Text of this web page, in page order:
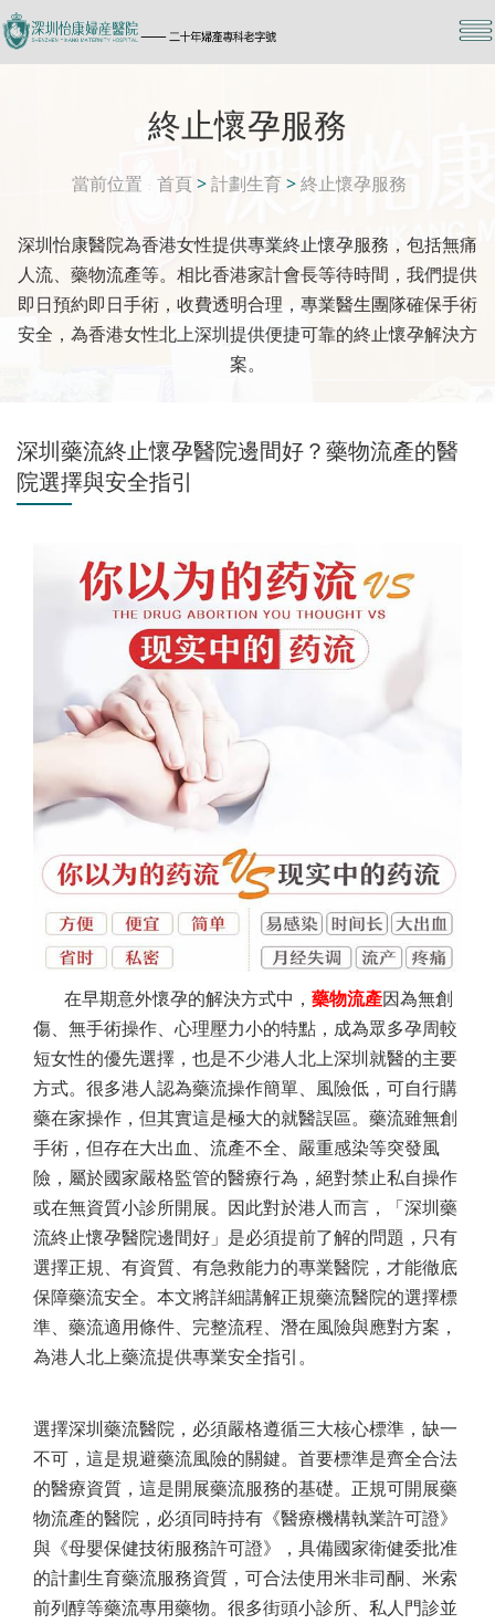
終止懷孕服務
當前位置 首頁 >計劃生育>終止懷孕服務
深圳怡康醫院為香港女性提供專業終止懷孕服務，包括無痛
人流、藥物流產等。相比香港家計會長等待時間，我們提供
即日預約即日手術，收費透明合理，專業醫生團隊確保手術
安全，為香港女性北上深圳提供便捷可靠的終止懷孕解決方
案。
深圳藥流終止懷孕醫院邊間好？藥物流產的醫
院選擇與安全指引
在早期意外懷孕的解決方式中， 藥物流產因為無創
傷、無手術操作、心理壓力小的特點，成為眾多孕周較
短女性的優先選擇，也是不少港人北上深圳就醫的主要
方式。很多港人認為藥流操作簡單、風險低，可自行購
藥在家操作，但其實這是極大的就醫誤區。藥流雖無創
手術，但存在大出血、流產不全、嚴重感染等突發風
險，屬於國家嚴格監管的醫療行為，絕對禁止私自操作
或在無資質小診所開展。因此對於港人而言，「深圳藥
流終止懷孕醫院邊間好」是必須提前了解的問題，只有
選擇正規、有資質、有急救能力的專業醫院，才能徹底
保障藥流安全。本文將詳細講解正規藥流醫院的選擇標
準、藥流適用條件、完整流程、潛在風險與應對方案，
為港人北上藥流提供專業安全指引。
選擇深圳藥流醫院，必須嚴格遵循三大核心標準，缺一
不可，這是規避藥流風險的關鍵。首要標準是齊全合法
的醫療資質，這是開展藥流服務的基礎。正規可開展藥
物流產的醫院，必須同時持有《醫療機構執業許可證》
與《母嬰保健技術服務許可證》，具備國家衛健委批准
的計劃生育藥流服務資質，可合法使用米非司酮、米索
前列醇等藥流專用藥物。很多街頭小診所、私人門診並